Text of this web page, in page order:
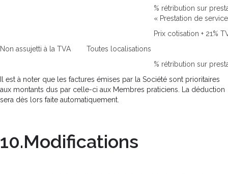
% rétribution sur
« Prestation de
Non assujetti à la TVA Toutes localisations
Prix cotisation + 21%
% rétribution sur
Il est à noter que les factures émises par la Société sont prioritaires
aux montants dus par celle-ci aux Membres praticiens. La déduction
sera dès lors faite automatiquement.
10.Modifications